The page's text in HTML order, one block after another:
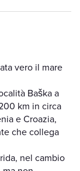
vero il mare
Baška a
km in circa
e Croazia,
che collega
nel cambio